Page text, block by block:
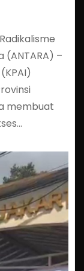
(ANTARA) –
membuat